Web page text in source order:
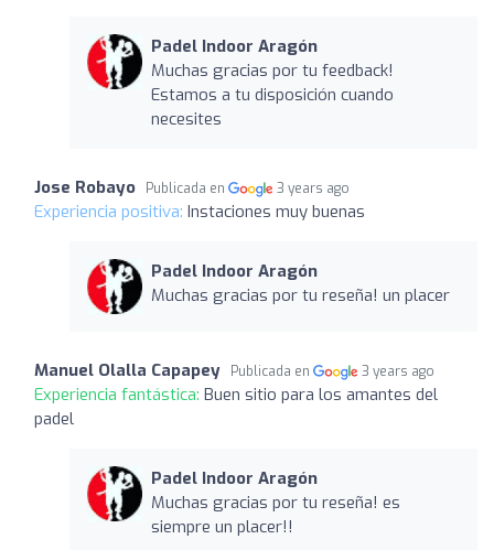
Padel Indoor Aragón
Muchas gracias por tu feedback!
Estamos a tu disposición cuando
necesites
Jose Robayo Publicada en 3 years ago
Experiencia positiva: Instaciones muy buenas
Padel Indoor Aragón
Muchas gracias por tu reseña! un placer
Manuel Olalla Capapey Publicada en 3 years ago
Experiencia fantástica: Buen sitio para los amantes del
padel
Padel Indoor Aragón
Muchas gracias por tu reseña! es
siempre un placer!!